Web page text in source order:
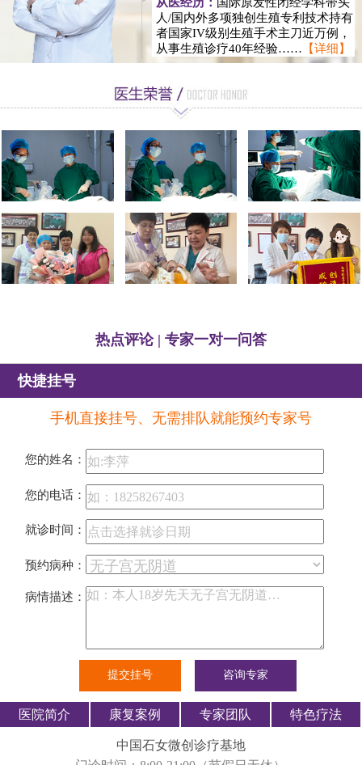
从医经历： 国际原发性闭经学科带头
人/国内外多项独创生殖专利技术持有
者国家IV级别生殖手术主刀近万例，
从事生殖诊疗40年经验…… 【详细】
热点评论 | 专家一对一问答
快捷挂号
手机直接挂号、无需排队就能预约专家号
您的姓名：
您的电话：
就诊时间：
预约病种：
病情描述：
医院简介 康复案例 专家团队 特色疗法
中国石女微创诊疗基地